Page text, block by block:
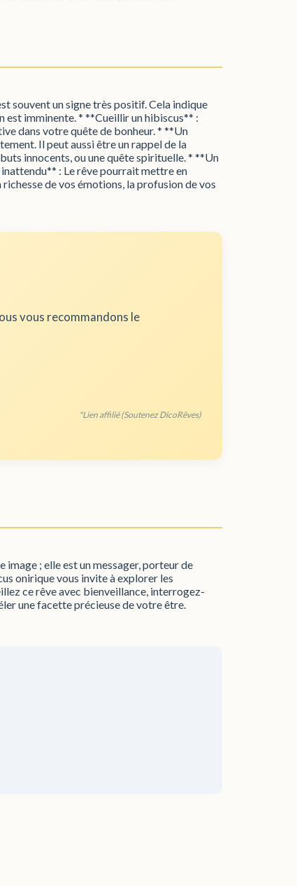
souvent un signe très positif. Cela indique
est imminente. * **Cueillir un hibiscus** :
dans votre quête de bonheur. * **Un
Il peut aussi être un rappel de la
innocents, ou une quête spirituelle. * **Un
inattendu** : Le rêve pourrait mettre en
de vos émotions, la profusion de vos
vous recommandons le
*Lien affilié (Soutenez DicoRêves)
; elle est un messager, porteur de
onirique vous invite à explorer les
ce rêve avec bienveillance, interrogez-
une facette précieuse de votre être.